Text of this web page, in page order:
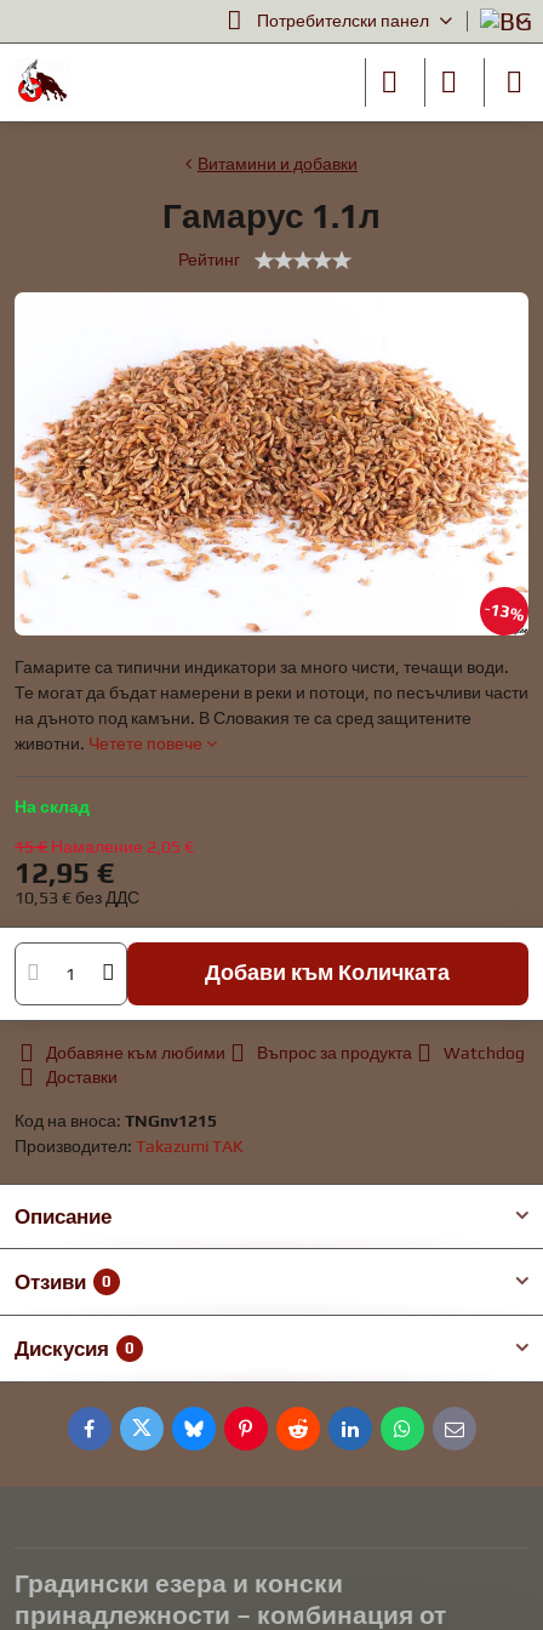
Потребителски панел
13%
Витамини и добавки
Гамарус 1.1л
Рейтинг
Гамарите са типични индикатори за много чисти, течащи води.
Те могат да бъдат намерени в реки и потоци, по песъчливи части
на дъното под камъни. В Словакия те са сред защитените
животни. Четете повече
На склад
15 € Намаление 2,05 €
12,95 €
10,53 € без ДДС
Добави към Количката
Добавяне към любими Въпрос за продукта
Watchdog
Доставки
Код на вноса: TNGnv1215
Производител: Takazumi TAK
Описание
Отзиви 0
Дискусия 0
FacebookTwitterBlueskyPinterestRedditLinkedInWhatsApp
E-
mail
Градински езера и конски
принадлежности – комбинация от